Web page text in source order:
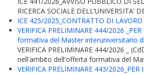
RICERCA SOCIALE
ICE 425/2025_CONTRATTO DI
VERIFICA PRELIMINARE 444/2026
formativa del Master interuniversitario
VERIFICA PRELIMINARE 444/2026 _
nell'ambito dell'offerta formativa del
VERIFICA PRELIMINARE 443/